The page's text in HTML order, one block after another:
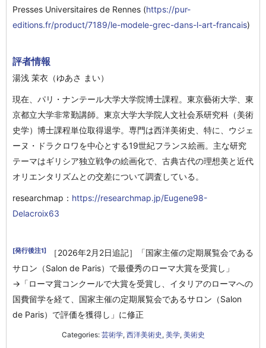
Presses Universitaires de Rennes (https://pur-
editions.fr/product/7189/le-modele-grec-dans-l-art-francais)
評者情報
湯浅 茉衣（ゆあさ まい）
現在、パリ・ナンテール大学大学院博士課程。東京藝術大学、東
京都立大学非常勤講師。東京大学大学院人文社会系研究科（美術
史学）博士課程単位取得退学。専門は西洋美術史、特に、ウジェ
ーヌ・ドラクロワを中心とする19世紀フランス絵画。主な研究
テーマはギリシア独立戦争の絵画化で、古典古代の理想美と近代
オリエンタリズムとの交差について調査している。
researchmap： https://researchmap.jp/Eugene98-
Delacroix63
[発行後注1]
［2026年2月2日追記］「国家主催の定期展覧会である
サロン（Salon de Paris）で最優秀のローマ大賞を受賞し」
→「ローマ賞コンクールで大賞を受賞し、イタリアのローマへの
国費留学を経て、国家主催の定期展覧会であるサロン（Salon
de Paris）で評価を獲得し」に修正
Categories: 芸術学, 西洋美術史 , 美学, 美術史